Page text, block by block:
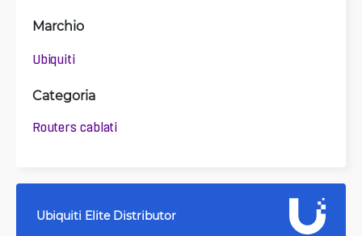
Marchio
Ubiquiti
Categoria
Routers cablati
Ubiquiti Elite Distributor